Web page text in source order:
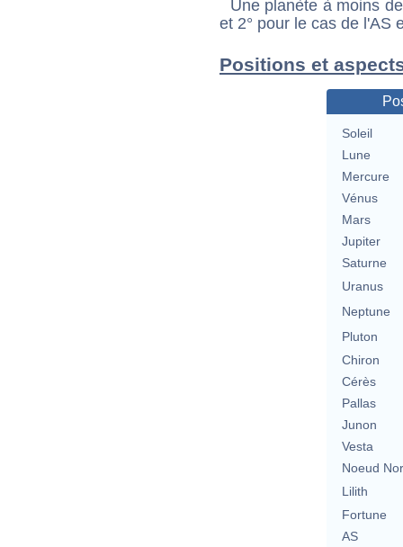
Une planète à moins
et 2° pour le cas de l'AS
Positions et
Soleil
Lune
Mercure
Vénus
Mars
Jupiter
Saturne
Uranus
Neptune
Pluton
Chiron
Cérès
Pallas
Junon
Vesta
Noeud
Lilith
Fortune
AS